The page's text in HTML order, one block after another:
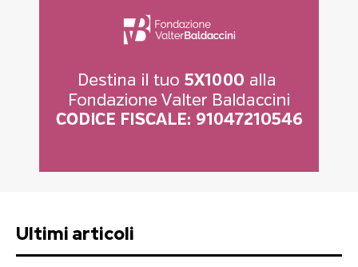
Ultimi articoli